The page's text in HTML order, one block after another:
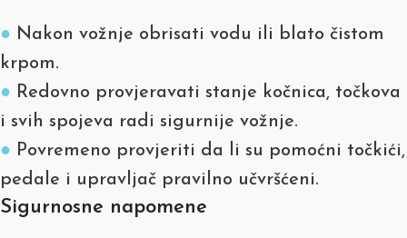
● Nakon vožnje obrisati vodu ili blato čistom
krpom.
● Redovno provjeravati stanje kočnica, točkova
i svih spojeva radi sigurnije vožnje.
● Povremeno provjeriti da li su pomoćni točkići,
pedale i upravljač pravilno učvršćeni.
Sigurnosne napomene